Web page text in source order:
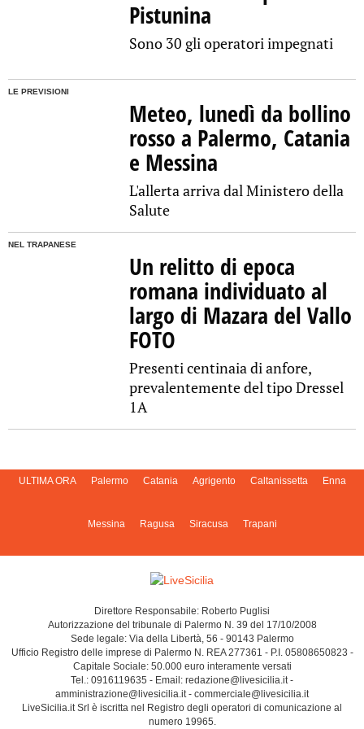
Pistunina
Sono 30 gli operatori impegnati
LE PREVISIONI
Meteo, lunedì da bollino
rosso a Palermo, Catania
e Messina
L'allerta arriva dal Ministero della
Salute
NEL TRAPANESE
Un relitto di epoca
romana individuato al
largo di Mazara del Vallo
FOTO
Presenti centinaia di anfore,
prevalentemente del tipo Dressel
1A
ULTIMA ORA Palermo Catania Agrigento Caltanissetta Enna
Messina Ragusa Siracusa Trapani
Direttore Responsabile: Roberto Puglisi
Autorizzazione del tribunale di Palermo N. 39 del 17/10/2008
Sede legale: Via della Libertà, 56 - 90143 Palermo
Ufficio Registro delle imprese di Palermo N. REA 277361 - P.I. 05808650823 -
Capitale Sociale: 50.000 euro interamente versati
Tel.: 0916119635 - Email: redazione@livesicilia.it -
amministrazione@livesicilia.it - commerciale@livesicilia.it
LiveSicilia.it Srl è iscritta nel Registro degli operatori di comunicazione al
numero 19965.